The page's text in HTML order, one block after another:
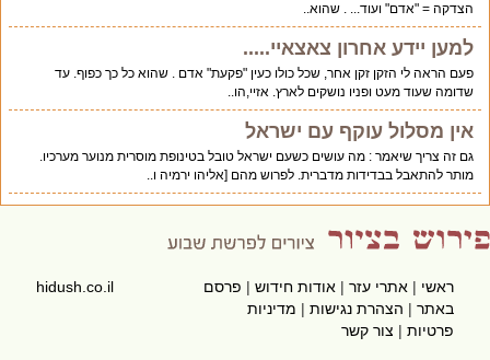
הצדקה = "אדם" ועוד... . שהוא..
למען יידע אחרון צאצאיי.....
פעם הראה לי הזקן זקן אחר, שכל כולו כעין "פקעת" אדם . שהוא כל כך כפוף. עד
שדומה שעוד מעט ופניו נושקים לארץ. אזיי,הו..
אין מסלול עוקף עם ישראל
גם זה צריך שיאמר : מה עושים כשעם ישראל טובל בטינופת מוסרית מנוער מערכיו.
מותר להתאבל בבדידות מדברית. לפרוש מהם [אליהו ירמיה ו..
ראשי|אתרי עזר|אודות חידוש|פרסם
באתר|הצהרת נגישות|מדיניות
פרטיות|צור קשר
hidush.co.il